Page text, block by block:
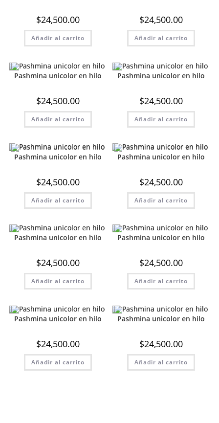
$24,500.00
Añadir al carrito
$24,500.00
Añadir al carrito
Pashmina unicolor en hilo
$24,500.00
Añadir al carrito
Pashmina unicolor en hilo
$24,500.00
Añadir al carrito
Pashmina unicolor en hilo
$24,500.00
Añadir al carrito
Pashmina unicolor en hilo
$24,500.00
Añadir al carrito
Pashmina unicolor en hilo
$24,500.00
Añadir al carrito
Pashmina unicolor en hilo
$24,500.00
Añadir al carrito
Pashmina unicolor en hilo
$24,500.00
Añadir al carrito
Pashmina unicolor en hilo
$24,500.00
Añadir al carrito